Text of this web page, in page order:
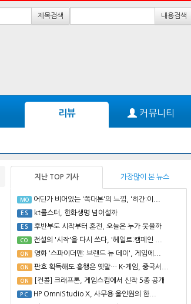
제목검색 내용검색
리뷰 커뮤니티
지난 TOP 기사 가장많이 본 뉴스
MO 어딘가 비어있는 '쪽대본'의 느낌, '히간:이...
ES kt롤스터, 한화생명 넘어설까
ES 후반부도 시작부터 혼전, 오늘은 누가 웃을까
CO 전설의 '시작'을 다시 쓰다, '헤일로:캠페인 ...
ON 영화 '스파이더맨: 브랜드 뉴 데이', 게임에...
ON 판호 획득해도 흥행은 옛말… K-게임, 중국서...
ON [컨콜] 크래프톤, 게임스컴에서 신작 5종 공개
PC HP OmniStudio X, 사무용 올인원의 한...